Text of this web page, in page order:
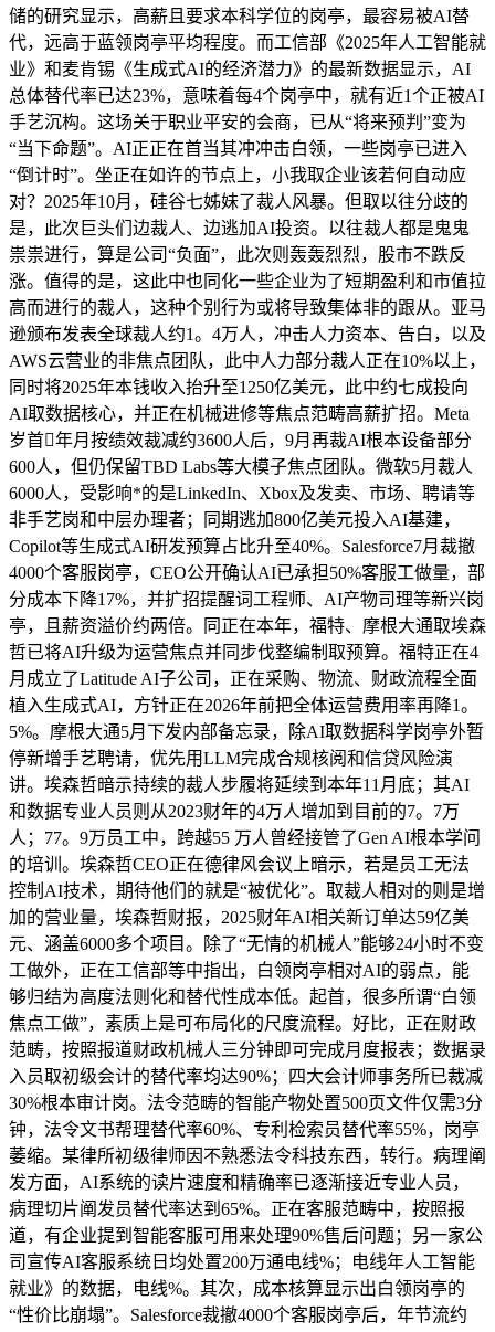
储的研究显示，高薪且要求本科学位的岗亭，最容易被AI替
代，远高于蓝领岗亭平均程度。而工信部《2025年人工智能就
业》和麦肯锡《生成式AI的经济潜力》的最新数据显示，AI
总体替代率已达23%，意味着每4个岗亭中，就有近1个正被AI
手艺沉构。这场关于职业平安的会商，已从“将来预判”变为
“当下命题”。AI正正在首当其冲冲击白领，一些岗亭已进入
“倒计时”。坐正在如许的节点上，小我取企业该若何自动应
对？2025年10月，硅谷七姊妹了裁人风暴。但取以往分歧的
是，此次巨头们边裁人、边逃加AI投资。以往裁人都是鬼鬼
祟祟进行，算是公司“负面”，此次则轰轰烈烈，股市不跌反
涨。值得的是，这此中也同化一些企业为了短期盈利和市值拉
高而进行的裁人，这种个别行为或将导致集体非的跟从。亚马
逊颁布发表全球裁人约1。4万人，冲击人力资本、告白，以及
AWS云营业的非焦点团队，此中人力部分裁人正在10%以上，
同时将2025年本钱收入抬升至1250亿美元，此中约七成投向
AI取数据核心，并正在机械进修等焦点范畴高薪扩招。Meta
岁首年月按绩效裁减约3600人后，9月再裁AI根本设备部分
600人，但仍保留TBD Labs等大模子焦点团队。微软5月裁人
6000人，受影响*的是LinkedIn、Xbox及发卖、市场、聘请等
非手艺岗和中层办理者；同期逃加800亿美元投入AI基建，
Copilot等生成式AI研发预算占比升至40%。Salesforce7月裁撤
4000个客服岗亭，CEO公开确认AI已承担50%客服工做量，部
分成本下降17%，并扩招提醒词工程师、AI产物司理等新兴岗
亭，且薪资溢价约两倍。同正在本年，福特、摩根大通取埃森
哲已将AI升级为运营焦点并同步伐整编制取预算。福特正在4
月成立了Latitude AI子公司，正在采购、物流、财政流程全面
植入生成式AI，方针正在2026年前把全体运营费用率再降1。
5%。摩根大通5月下发内部备忘录，除AI取数据科学岗亭外暂
停新增手艺聘请，优先用LLM完成合规核阅和信贷风险演
讲。埃森哲暗示持续的裁人步履将延续到本年11月底；其AI
和数据专业人员则从2023财年的4万人增加到目前的7。7万
人；77。9万员工中，跨越55 万人曾经接管了Gen AI根本学问
的培训。埃森哲CEO正在德律风会议上暗示，若是员工无法
控制AI技术，期待他们的就是“被优化”。取裁人相对的则是增
加的营业量，埃森哲财报，2025财年AI相关新订单达59亿美
元、涵盖6000多个项目。除了“无情的机械人”能够24小时不变
工做外，正在工信部等中指出，白领岗亭相对AI的弱点，能
够归结为高度法则化和替代性成本低。起首，很多所谓“白领
焦点工做”，素质上是可布局化的尺度流程。好比，正在财政
范畴，按照报道财政机械人三分钟即可完成月度报表；数据录
入员取初级会计的替代率均达90%；四大会计师事务所已裁减
30%根本审计岗。法令范畴的智能产物处置500页文件仅需3分
钟，法令文书帮理替代率60%、专利检索员替代率55%，岗亭
萎缩。某律所初级律师因不熟悉法令科技东西，转行。病理阐
发方面，AI系统的读片速度和精确率已逐渐接近专业人员，
病理切片阐发员替代率达到65%。正在客服范畴中，按照报
道，有企业提到智能客服可用来处理90%售后问题；另一家公
司宣传AI客服系统日均处置200万通电线%；电线年人工智能
就业》的数据，电线%。其次，成本核算显示出白领岗亭的
“性价比崩塌”。Salesforce裁撤4000个客服岗亭后，年节流约